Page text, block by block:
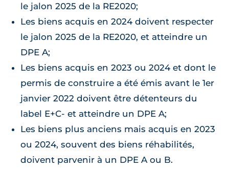
le jalon 2025 de la RE2020;
Les biens acquis en 2024 doivent respecter
le jalon 2025 de la RE2020, et atteindre un
DPE A;
Les biens acquis en 2023 ou 2024 et dont le
permis de construire a été émis avant le 1er
janvier 2022 doivent être détenteurs du
label E+C- et atteindre un DPE A;
Les biens plus anciens mais acquis en 2023
ou 2024, souvent des biens réhabilités,
doivent parvenir à un DPE A ou B.